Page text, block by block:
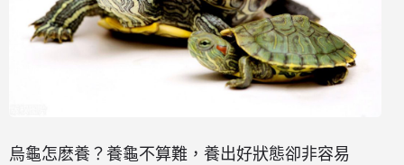
烏龜怎麽養？養龜不算難，養出好狀態卻非容易